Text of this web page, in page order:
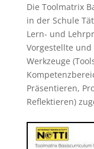
Die Toolmatrix
in der Schule
Lern- und
Vorgestellte
Werkzeuge
Präsentieren,
Reflektieren)